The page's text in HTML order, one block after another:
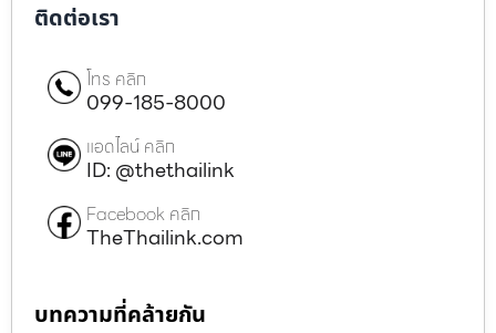
ติดต่อเรา
โทร คลิก
099-185-8000
แอดไลน์ คลิก
ID: @thethailink
Facebook คลิก
TheThailink.com
บทความที่คล้ายกัน